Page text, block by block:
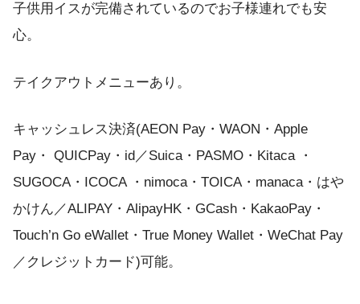
子供用イスが完備されているのでお子様連れでも安
心。
テイクアウトメニューあり。
キャッシュレス決済(AEON Pay・WAON・Apple
Pay・ QUICPay・id／Suica・PASMO・Kitaca ・
SUGOCA・ICOCA ・nimoca・TOICA・manaca・はや
かけん／ALIPAY・AlipayHK・GCash・KakaoPay・
Touch’n Go eWallet・True Money Wallet・WeChat Pay
／クレジットカード)可能。